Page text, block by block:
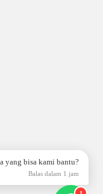
yang bisa kami bantu?
Balas dalam 1 jam